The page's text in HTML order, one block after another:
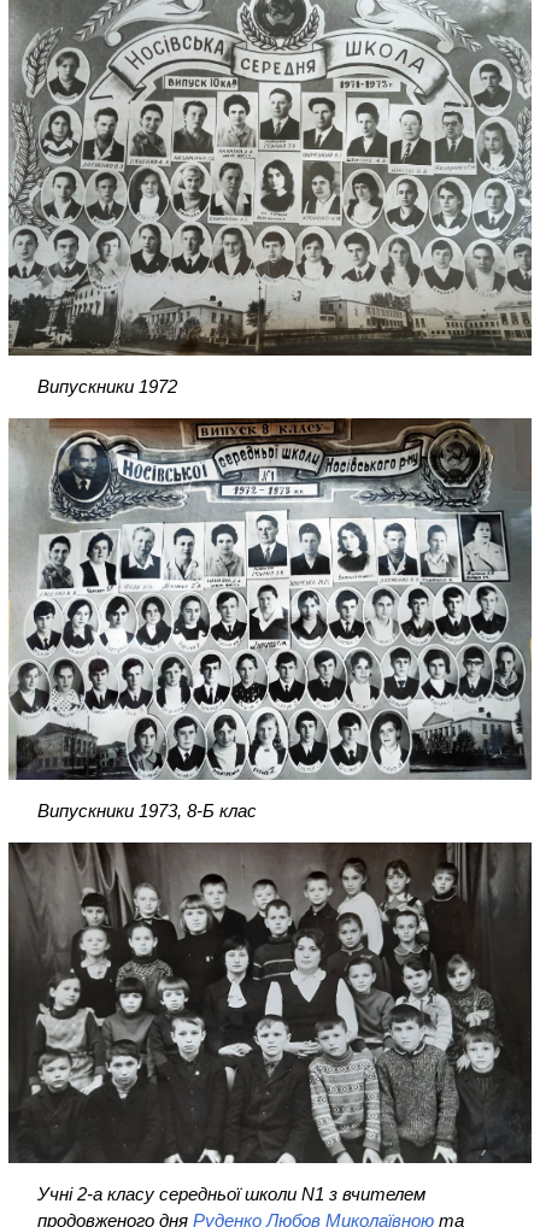
Випускники 1972
Випускники 1973, 8-Б клас
Учні 2-а класу середньої школи N1 з вчителем
продовженого дняРуденко Любов Миколаївною та